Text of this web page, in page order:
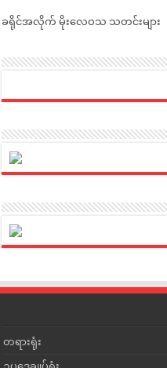
ခရိုင်အလိုက် မိုးလေဝသ သတင်းများ
တရားရုံး